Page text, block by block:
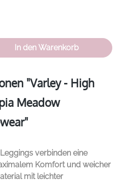
den gewünschten
In den Warenkorb
"Varley - High
Meadow
verbinden eine
Komfort und weicher
mit leichter